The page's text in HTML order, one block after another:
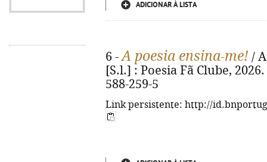
ADICIONAR À LISTA
6 -A poesia ensina-me! /
[S.l.] : Poesia Fã Clube,
588-259-5
Link persistente: http://